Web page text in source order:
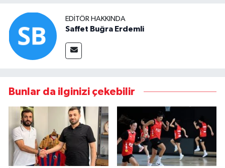
EDITÖR HAKKINDA
Saffet Buğra Erdemli
Bunlar da ilginizi çekebilir